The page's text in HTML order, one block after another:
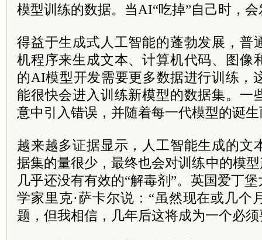
模型训练的数据。当AI“吃掉”自己时，
得益于生成式人工智能的蓬勃发展，普
机程序来生成文本、计算机代码、图像
的AI模型开发需要更多数据进行训练，
能很快会进入训练新模型的数据集。一
意中引入错误，并随着每一代模型的诞
越来越多证据显示，人工智能生成的文
据集的量很少，最终也会对训练中的模
几乎还没有有效的“解毒剂”。英国爱丁
学家里克·萨卡尔说：“虽然现在或几个
题，但我相信，几年后这将成为一个必